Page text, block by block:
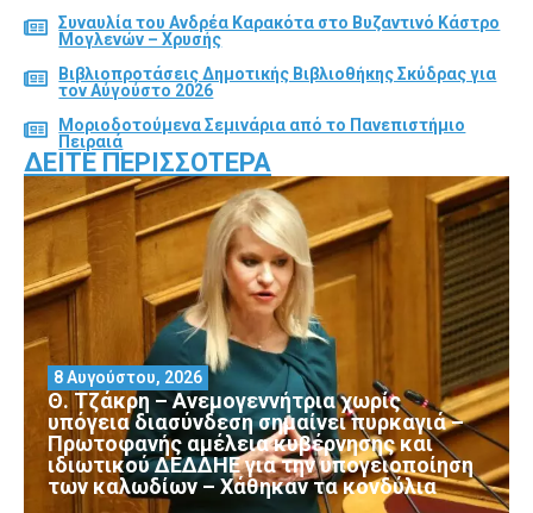
Συναυλία του Ανδρέα Καρακότα στο Βυζαντινό Κάστρο
Μογλενών – Χρυσής
Βιβλιοπροτάσεις Δημοτικής Βιβλιοθήκης Σκύδρας για
τον Αύγούστο 2026
Μοριοδοτούμενα Σεμινάρια από το Πανεπιστήμιο
Πειραιά
ΔΕΊΤΕ ΠΕΡΙΣΣΌΤΕΡΑ
Θ. Τζάκρη – Ανεμογεννήτρια χωρίς
υπόγεια διασύνδεση σημαίνει πυρκαγιά –
Πρωτοφανής αμέλεια κυβέρνησης και
ιδιωτικού ΔΕΔΔΗΕ για την υπογειοποίηση
των καλωδίων – Χάθηκαν τα κονδύλια
8 Αυγούστου, 2026